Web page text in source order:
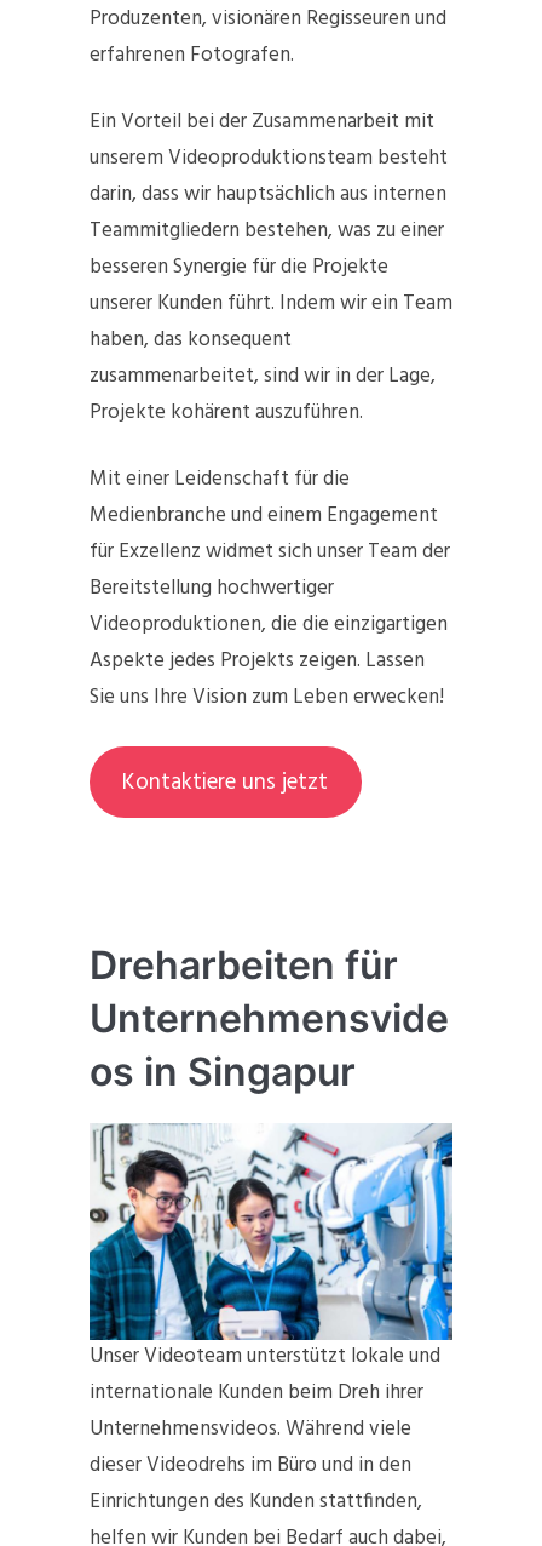
Produzenten, visionären Regisseuren und
erfahrenen Fotografen.
Ein Vorteil bei der Zusammenarbeit mit
unserem Videoproduktionsteam besteht
darin, dass wir hauptsächlich aus internen
Teammitgliedern bestehen, was zu einer
besseren Synergie für die Projekte
unserer Kunden führt. Indem wir ein Team
haben, das konsequent
zusammenarbeitet, sind wir in der Lage,
Projekte kohärent auszuführen.
Mit einer Leidenschaft für die
Medienbranche und einem Engagement
für Exzellenz widmet sich unser Team der
Bereitstellung hochwertiger
Videoproduktionen, die die einzigartigen
Aspekte jedes Projekts zeigen. Lassen
Sie uns Ihre Vision zum Leben erwecken!
Kontaktiere uns jetzt
Dreharbeiten für
Unternehmensvide
os in Singapur
Unser Videoteam unterstützt lokale und
internationale Kunden beim Dreh ihrer
Unternehmensvideos. Während viele
dieser Videodrehs im Büro und in den
Einrichtungen des Kunden stattfinden,
helfen wir Kunden bei Bedarf auch dabei,